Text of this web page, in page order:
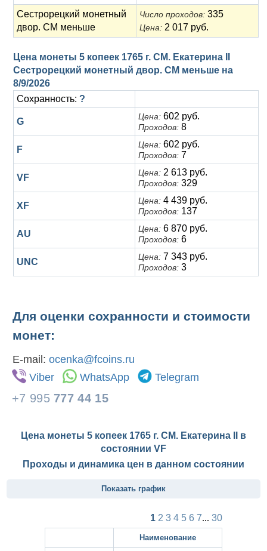
Сестрорецкий монетный
двор. СМ меньше
Число проходов: 335
Цена: 2 017 руб.
Цена монеты 5 копеек 1765 г. СМ. Екатерина II
Сестрорецкий монетный двор. СМ меньше на
8/9/2026
Сохранность: ?
G Цена: 602 руб.
Проходов: 8
F Цена: 602 руб.
Проходов: 7
VF Цена: 2 613 руб.
Проходов: 329
XF Цена: 4 439 руб.
Проходов: 137
AU Цена: 6 870 руб.
Проходов: 6
UNC Цена: 7 343 руб.
Проходов: 3
Для оценки сохранности и стоимости
монет:
E-mail: ocenka@fcoins.ru
Viber
WhatsApp Telegram
+7 995 777 44 15
Цена монеты 5 копеек 1765 г. СМ. Екатерина II в
состоянии VF
Проходы и динамика цен в данном состоянии
Показать график
1 2 3 4 5 6 7... 30
Наименование